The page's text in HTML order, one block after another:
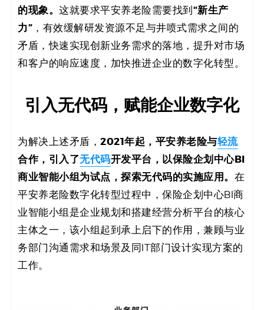
白
皮
书
的现象。 这就要求平安养老险需要找到 “新生产
力” ，有效缓解研发资源不足与井喷式需求之间的
矛盾，快速实现创新业务需求的落地，提升对市场
和客户的响应速度，加快推进企业的数字化转型。
引入无代码，赋能企业数字化
为解决上述矛盾， 2021年起，平安养老险与轻流
合作，引入了无代码开发平台，以保险企划中心BI
商业智能小组为试点，探索无代码的实施应用。
在
平安养老险数字化转型过程中，保险企划中心BI商
业智能小组是企业规划和搭建经营分析平台的核心
主体之一，该小组起到承上启下的作用，兼顾与业
务部门沟通需求和场景及同IT部门设计实现方案的
工作。